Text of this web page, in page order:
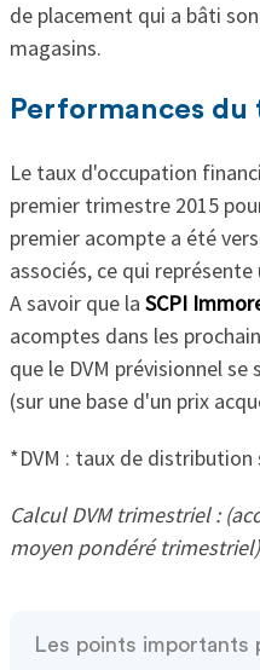
de placement qui a bâti
magasins.
Performances
Le taux d'occupation
premier trimestre 2015
premier acompte a été
associés, ce qui
A savoir que la SCPI
acomptes dans les
que le DVM prévisionnel
(sur une base d'un prix
*DVM : taux de distribution
Calcul DVM trimestriel :
moyen pondéré
Les points importants